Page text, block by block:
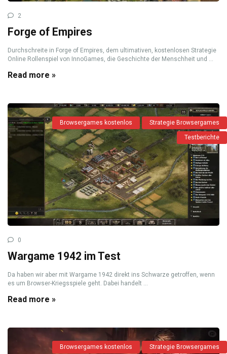
2
Forge of Empires
Durchschreite in Forge of Empires, dem ultimativen, kostenlosen Strategie
Online Rollenspiel von InnoGames, die Geschichte der Menschheit und ...
Read more »
Browsergames kostenlos Strategie Browsergames
Testberichte
0
Wargame 1942 im Test
Da haben wir aber mit Wargame 1942 direkt ins Schwarze getroffen, wenn
es um Browser-Kriegsspiele geht. Dabei handelt ...
Read more »
Browsergames kostenlos Strategie Browsergames